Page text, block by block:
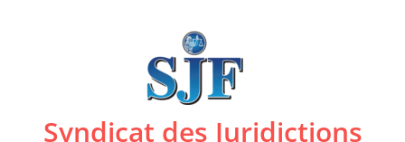
Syndicat des Juridictions